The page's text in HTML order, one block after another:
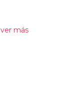
ver más